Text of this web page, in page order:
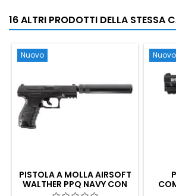
16 ALTRI PRODOTTI DELLA STESSA
Nuovo
PISTOLA A MOLLA AIRSOFT
WALTHER PPQ NAVY CON
SILENZIATORE
Nuovo